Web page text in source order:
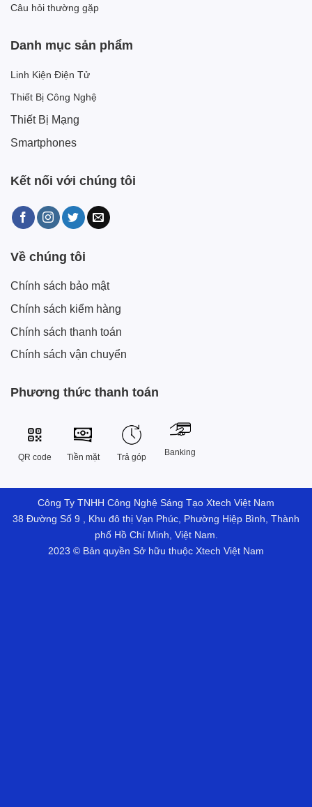
Câu hỏi thường gặp
Danh mục sản phẩm
Linh Kiện Điện Tử
Thiết Bị Công Nghệ
Thiết Bị Mạng
Smartphones
Kết nối với chúng tôi
Về chúng tôi
Chính sách bảo mật
Chính sách kiểm hàng
Chính sách thanh toán
Chính sách vận chuyển
Phương thức thanh toán
QR code Tiền mặt Trả góp
Banking
Công Ty TNHH Công Nghệ Sáng Tạo Xtech Việt Nam
38 Đường Số 9 , Khu đô thị Vạn Phúc, Phường Hiệp Bình, Thành
phố Hồ Chí Minh, Việt Nam.
2023 © Bản quyền Sở hữu thuộc Xtech Việt Nam